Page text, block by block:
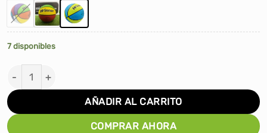
7 disponibles
PELOTA DE BÁSKET WINNER GOMA - #3 cantidad
AÑADIR AL CARRITO
COMPRAR AHORA